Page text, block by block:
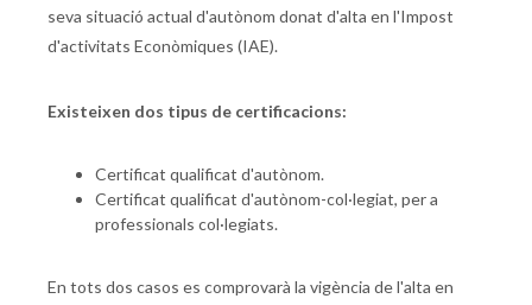
seva situació actual d'autònom donat d'alta en l'Impost
d'activitats Econòmiques (IAE).
Existeixen dos tipus de certificacions:
Certificat qualificat d'autònom.
Certificat qualificat d'autònom-col·legiat, per a
professionals col·legiats.
En tots dos casos es comprovarà la vigència de l'alta en